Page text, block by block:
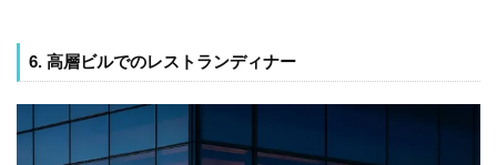
6. 高層ビルでのレストランディナー